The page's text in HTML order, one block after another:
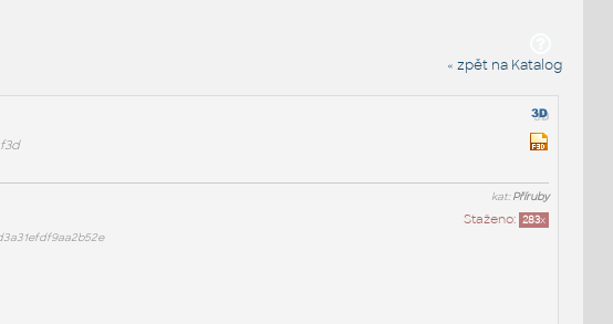
« zpět na Katalog
kat:Příruby
Staženo: 283x